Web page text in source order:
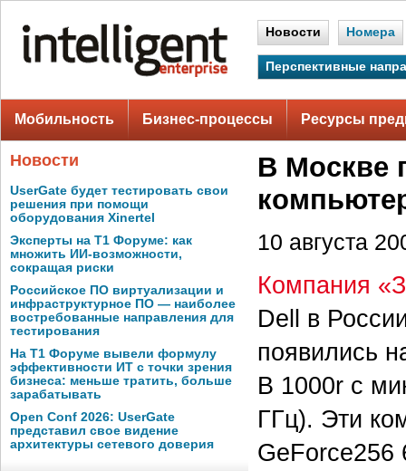
Новости Номера
Перспективные
Мобильность Бизнес-процессы Ресурсы
Новости
UserGate будет тестировать свои
решения при помощи
оборудования Xinertel
Эксперты на Т1 Форуме: как
множить ИИ-возможности,
сокращая риски
Российское ПО виртуализации и
инфраструктурное ПО — наиболее
востребованные направления для
тестирования
На Т1 Форуме вывели формулу
эффективности ИТ с точки зрения
бизнеса: меньше тратить, больше
зарабатывать
Open Conf 2026: UserGate
представил свое видение
архитектуры сетевого доверия
В Москве
10 августа
Компания
Dell в
появились
B 1000r с
ГГц). Эти
GeForce256